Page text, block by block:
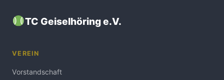
TC Geiselhöring e.V.
VEREIN
Vorstandschaft